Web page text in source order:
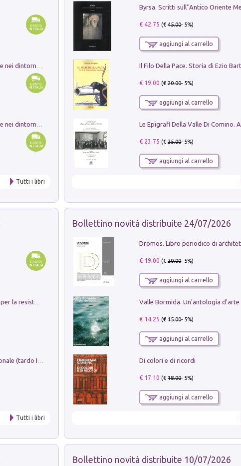
Tutti i libri
€ 42.75 (€45.00- 5%)
aggiungi al carrello
€ 19.00 (€20.00- 5%)
aggiungi al carrello
€ 23.75 (€25.00- 5%)
aggiungi al carrello
Memorial Santa Giulia. Sculture per la resistenza Monchio di Palagano
Tutti i libri
Bollettino novità distribuite 24/07/2026
€ 19.00 (€20.00- 5%)
aggiungi al carrello
Valle Bormida. Un'antologia d'arte
€ 14.25 (€15.00- 5%)
aggiungi al carrello
Di colori e di ricordi
€ 17.10 (€18.00- 5%)
aggiungi al carrello
Bollettino novità distribuite 10/07/2026